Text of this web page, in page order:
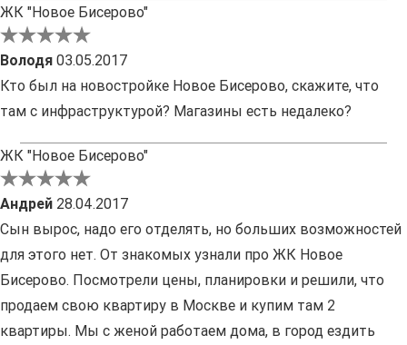
ЖК "Новое Бисерово"
Володя 03.05.2017
Кто был на новостройке Новое Бисерово, скажите, что
там с инфраструктурой? Магазины есть недалеко?
ЖК "Новое Бисерово"
Андрей 28.04.2017
Сын вырос, надо его отделять, но больших возможностей
для этого нет. От знакомых узнали про ЖК Новое
Бисерово. Посмотрели цены, планировки и решили, что
продаем свою квартиру в Москве и купим там 2
квартиры. Мы с женой работаем дома, в город ездить